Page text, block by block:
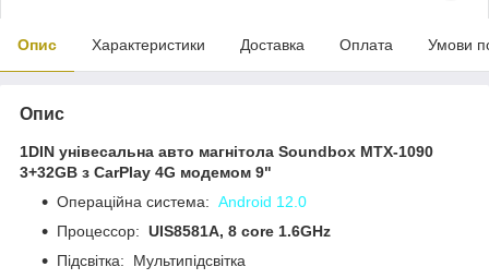
Опис Характеристики Доставка Оплата Умови
Опис
1DIN унівесальна авто магнітола Soundbox MTX-1090
3+32GB з CarPlay 4G модемом 9"
Операційна система: Android 12.0
Процессор: UIS8581A, 8 core 1.6GHz
Підсвітка: Мультипідсвітка